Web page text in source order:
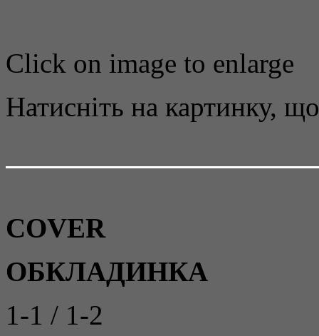
Click on image to enlarge
Натисніть на картинку,
COVER
ОБКЛАДИНКА
1-1 / 1-2